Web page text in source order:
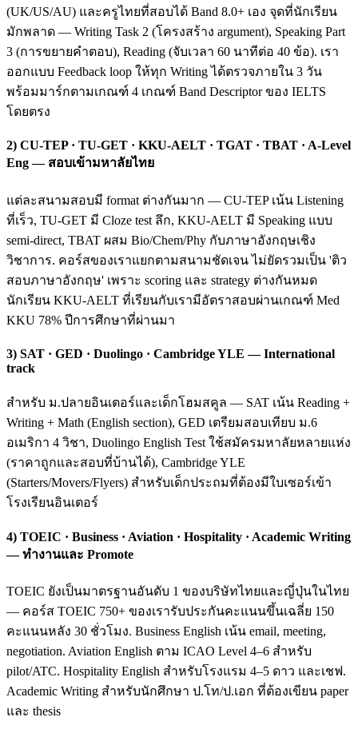
(UK/US/AU) และครูไทยที่สอบได้ Band 8.0+ เอง จุดที่นักเรียน
มักพลาด — Writing Task 2 (โครงสร้าง argument), Speaking Part
3 (การขยายคำตอบ), Reading (จับเวลา 60 นาทีต่อ 40 ข้อ). เรา
ออกแบบ Feedback loop ให้ทุก Writing ได้ตรวจภายใน 3 วัน
พร้อมมาร์กตามเกณฑ์ 4 เกณฑ์ Band Descriptor ของ IELTS
โดยตรง
2) CU-TEP · TU-GET · KKU-AELT · TGAT · TBAT · A-Level
Eng — สอบเข้ามหาลัยไทย
แต่ละสนามสอบมี format ต่างกันมาก — CU-TEP เน้น Listening
ที่เร็ว, TU-GET มี Cloze test ลึก, KKU-AELT มี Speaking แบบ
semi-direct, TBAT ผสม Bio/Chem/Phy กับภาษาอังกฤษเชิง
วิชาการ. คอร์สของเราแยกตามสนามชัดเจน ไม่ยัดรวมเป็น 'ติว
สอบภาษาอังกฤษ' เพราะ scoring และ strategy ต่างกันหมด
นักเรียน KKU-AELT ที่เรียนกับเรามีอัตราสอบผ่านเกณฑ์ Med
KKU 78% ปีการศึกษาที่ผ่านมา
3) SAT · GED · Duolingo · Cambridge YLE — International
track
สำหรับ ม.ปลายอินเตอร์และเด็กโฮมสคูล — SAT เน้น Reading +
Writing + Math (English section), GED เตรียมสอบเทียบ ม.6
อเมริกา 4 วิชา, Duolingo English Test ใช้สมัครมหาลัยหลายแห่ง
(ราคาถูกและสอบที่บ้านได้), Cambridge YLE
(Starters/Movers/Flyers) สำหรับเด็กประถมที่ต้องมีใบเซอร์เข้า
โรงเรียนอินเตอร์
4) TOEIC · Business · Aviation · Hospitality · Academic Writing
— ทำงานและ Promote
TOEIC ยังเป็นมาตรฐานอันดับ 1 ของบริษัทไทยและญี่ปุ่นในไทย
— คอร์ส TOEIC 750+ ของเรารับประกันคะแนนขึ้นเฉลี่ย 150
คะแนนหลัง 30 ชั่วโมง. Business English เน้น email, meeting,
negotiation. Aviation English ตาม ICAO Level 4–6 สำหรับ
pilot/ATC. Hospitality English สำหรับโรงแรม 4–5 ดาว และเชฟ.
Academic Writing สำหรับนักศึกษา ป.โท/ป.เอก ที่ต้องเขียน paper
และ thesis